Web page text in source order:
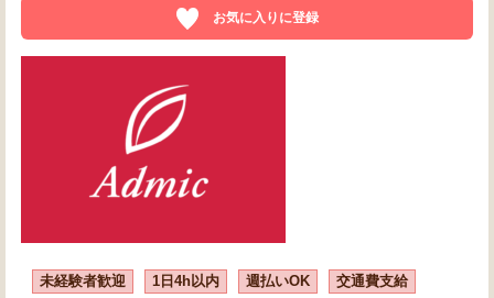
お気に入りに登録
未経験者歓迎 1日4h以内 週払いOK 交通費支給